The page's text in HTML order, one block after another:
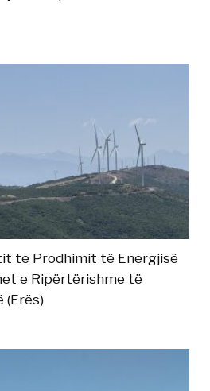
te Prodhimit të Energjisë
e Ripërtërishme të
(Erës)